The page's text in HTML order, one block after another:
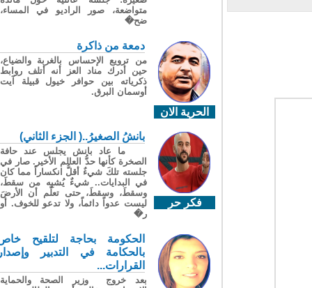
متواضعة، صور الراديو في المساء،
ضح�
الحرية الان
دمعة من ذاكرة
من ترويع الإحساس بالغربة والضياع،
حين أدرك مناد العز أنه أتلف روابط
ذكرياته بين حوافر خيول قبيلة آيت
أوسمان البرق.
فكر حر
بانشُ الصغيرُ..( الجزء الثاني)
ما عاد بانش يجلس عند حافة
الصخرة كأنها حدُّ العالم الأخير. صار في
جلسته تلكَ شيءٌ أقلُّ انكساراً مما كان
في البدايات.. شيءٌ يُشبِه من سقطَ،
وسقطَ، وسقطَ، حتى تعلّم أن الأرضَ
ليست عدواً دائماً، ولا تدعو للخوف. أو
ر�
الحكومة بحاجة لتلقيح خاص
بالحكامة في التدبير وإصدار
القرارات...
بعد خروج وزير الصحة والحماية